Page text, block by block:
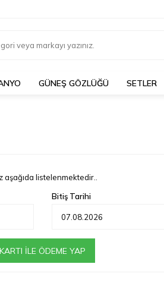
GÜNEŞ GÖZLÜĞÜ SETLER
aşağıda listelenmektedir..
Bitiş Tarihi
İLE ÖDEME YAP